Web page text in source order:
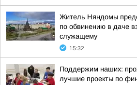
Житель Няндомы
по обвинению в даче
служащему
15:32
Поддержим наших:
лучшие проекты по